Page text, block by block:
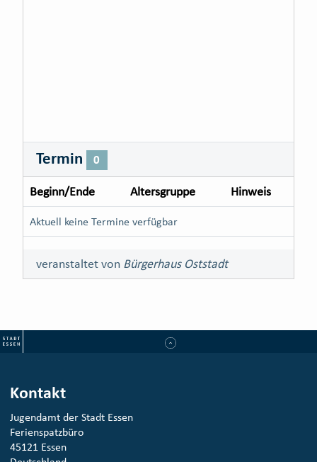
Termin 0
Beginn/Ende Altersgruppe Hinweis
Aktuell keine Termine verfügbar
veranstaltet von Bürgerhaus Oststadt
Kontakt
Jugendamt der Stadt Essen
Ferienspatzbüro
45121 Essen